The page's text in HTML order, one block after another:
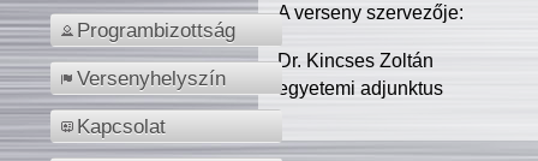
Programbizottság
Versenyhelyszín
Kapcsolat
A verseny szervezője:
Dr. Kincses Zoltán
egyetemi adjunktus